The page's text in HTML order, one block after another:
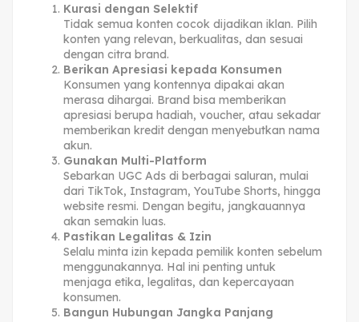
Kurasi dengan Selektif
Tidak semua konten cocok dijadikan iklan. Pilih
konten yang relevan, berkualitas, dan sesuai
dengan citra brand.
Berikan Apresiasi kepada Konsumen
Konsumen yang kontennya dipakai akan
merasa dihargai. Brand bisa memberikan
apresiasi berupa hadiah, voucher, atau sekadar
memberikan kredit dengan menyebutkan nama
akun.
Gunakan Multi-Platform
Sebarkan UGC Ads di berbagai saluran, mulai
dari TikTok, Instagram, YouTube Shorts, hingga
website resmi. Dengan begitu, jangkauannya
akan semakin luas.
Pastikan Legalitas & Izin
Selalu minta izin kepada pemilik konten sebelum
menggunakannya. Hal ini penting untuk
menjaga etika, legalitas, dan kepercayaan
konsumen.
Bangun Hubungan Jangka Panjang